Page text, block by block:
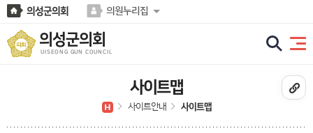
본문바로가기
의성군의회 의원누리집
의성군의회
UISEONG GUN COUNCIL
사이트맵
사이트안내 사이트맵